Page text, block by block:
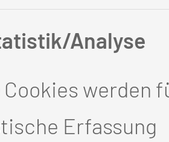
Platform
Analyse
Cookies werden
Erfassung